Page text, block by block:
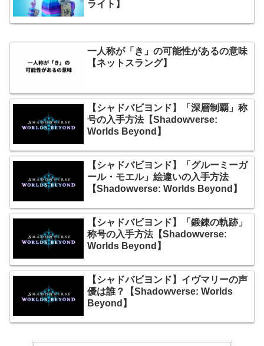
ライト】
一人称が「き」の可能性があるの意味
【ネットスラング】
【シャドバビヨンド】「深層制覇」称
号の入手方法【Shadowverse:
Worlds Beyond】
【シャドバビヨンド】「グルーミーガ
ール・モエル」絵違いの入手方法
【Shadowverse: Worlds Beyond】
【シャドバビヨンド】「鍛錬の軌跡」
称号の入手方法【Shadowverse:
Worlds Beyond】
【シャドバビヨンド】イヴマリーの声
優は誰？【Shadowverse: Worlds
Beyond】